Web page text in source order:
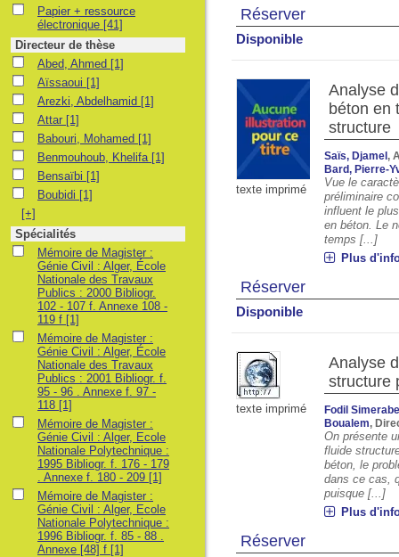
Réserver
Disponible
texte imprimé
Analyse
béton en
structure
Saïs, Djamel,
Bard, Pierre-
Vue le
préliminaire
influent le
en béton. Le
temps [...]
Plus
Réserver
Disponible
texte imprimé
Analyse
structure
Fodil
Boualem,
On présente
fluide
béton, le
dans ce cas,
puisque [...]
Plus
Réserver
Papier + ressource électronique
Papier + ressource
électronique [41]
Directeur de thèse
Abed, Ahmed
Abed, Ahmed [1]
AïssaouiAïssaoui [1]
Arezki, Abdelhamid
Arezki, Abdelhamid [1]
Attar Attar [1]
Babouri, Mohamed
Babouri, Mohamed [1]
Benmouhoub, Khelifa
Benmouhoub, Khelifa [1]
BensaïbiBensaïbi [1]
BoubidiBoubidi [1]
[+]
Spécialités
Mémoire de Magister : Génie Civil : Alger, École Nationale des Travaux
Mémoire de Magister :
Génie Civil : Alger, École
Nationale des Travaux
Publics : 2000 Bibliogr.
102 - 107 f. Annexe 108 -
119 f [1]
Mémoire de Magister : Génie Civil : Alger, École Nationale des Travaux
Mémoire de Magister :
Génie Civil : Alger, École
Nationale des Travaux
Publics : 2001 Bibliogr. f.
95 - 96 . Annexe f. 97 -
118 [1]
Mémoire de Magister : Génie Civil : Alger, Ecole Nationale Polytechnique
Mémoire de Magister :
Génie Civil : Alger, Ecole
Nationale Polytechnique :
1995 Bibliogr. f. 176 - 179
. Annexe f. 180 - 209 [1]
Mémoire de Magister : Génie Civil : Alger, Ecole Nationale Polytechnique
Mémoire de Magister :
Génie Civil : Alger, Ecole
Nationale Polytechnique :
1996 Bibliogr. f. 85 - 88 .
Annexe [48] f [1]